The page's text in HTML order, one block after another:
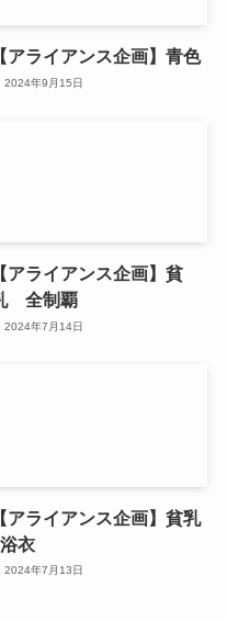
【アライアンス企画】青色
2024年9月15日
【アライアンス企画】貧
全制覇
2024年7月14日
【アライアンス企画】貧乳
衣
2024年7月13日